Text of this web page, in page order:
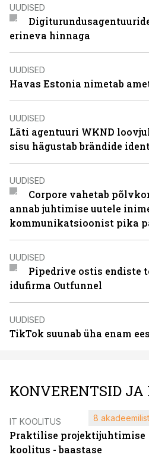
UUDISED
erineva hinnaga
UUDISED
Havas Estonia nimetab
UUDISED
Läti agentuuri WKND
sisu hägustab brändide
UUDISED
Corpore vahetab
annab juhtimise uutele
kommunikatsioonist pika
UUDISED
Pipedrive ostis endiste
idufirma Outfunnel
UUDISED
TikTok suunab üha enam
KONVERENTSID JA
IT KOOLITUS
Praktilise projektijuhtimise
koolitus - baastase
8